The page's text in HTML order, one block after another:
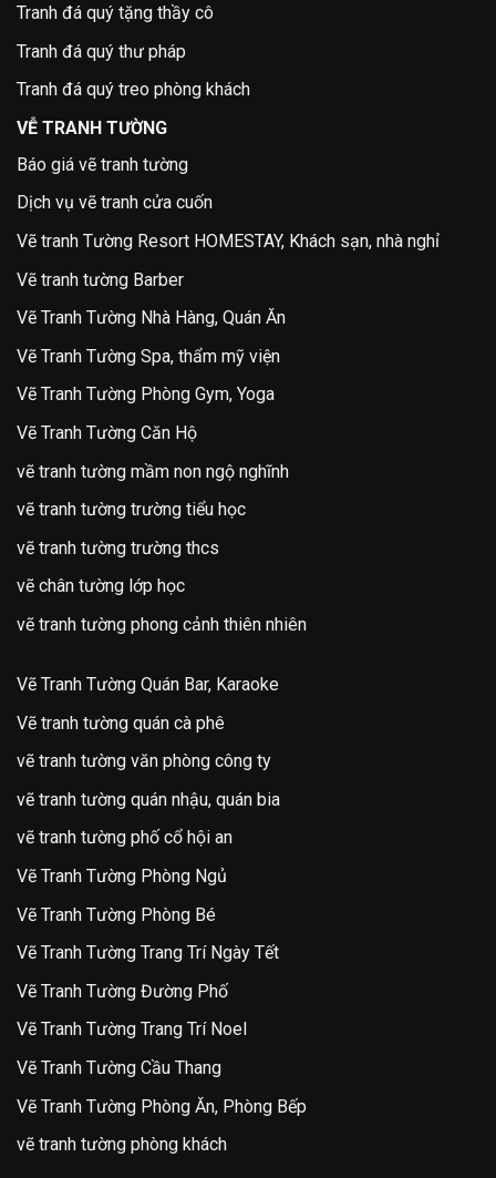
Tranh đá quý tặng thầy cô
Tranh đá quý thư pháp
Tranh đá quý treo phòng khách
VỄ TRANH TƯỜNG
Báo giá vẽ tranh tường
Dịch vụ vẽ tranh cửa cuốn
Vẽ tranh Tường Resort HOMESTAY, Khách sạn, nhà nghỉ
Vẽ tranh tường Barber
Vẽ Tranh Tường Nhà Hàng, Quán Ăn
Vẽ Tranh Tường Spa, thẩm mỹ viện
Vẽ Tranh Tường Phòng Gym, Yoga
Vẽ Tranh Tường Căn Hộ
vẽ tranh tường mầm non ngộ nghĩnh
vẽ tranh tường trường tiểu học
vẽ tranh tường trường thcs
vẽ chân tường lớp học
vẽ tranh tường phong cảnh thiên nhiên
Vẽ Tranh Tường Quán Bar, Karaoke
Vẽ tranh tường quán cà phê
vẽ tranh tường văn phòng công ty
vẽ tranh tường quán nhậu, quán bia
vẽ tranh tường phố cổ hội an
Vẽ Tranh Tường Phòng Ngủ
Vẽ Tranh Tường Phòng Bé
Vẽ Tranh Tường Trang Trí Ngày Tết
Vẽ Tranh Tường Đường Phố
Vẽ Tranh Tường Trang Trí Noel
Vẽ Tranh Tường Cầu Thang
Vẽ Tranh Tường Phòng Ăn, Phòng Bếp
vẽ tranh tường phòng khách